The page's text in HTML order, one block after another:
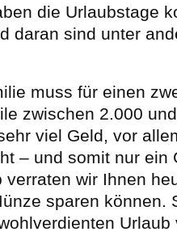
die Urlaubstage
daran sind unter
muss für einen
zwischen 2.000
viel Geld, vor
– und somit nur ein
wir Ihnen
sparen können.